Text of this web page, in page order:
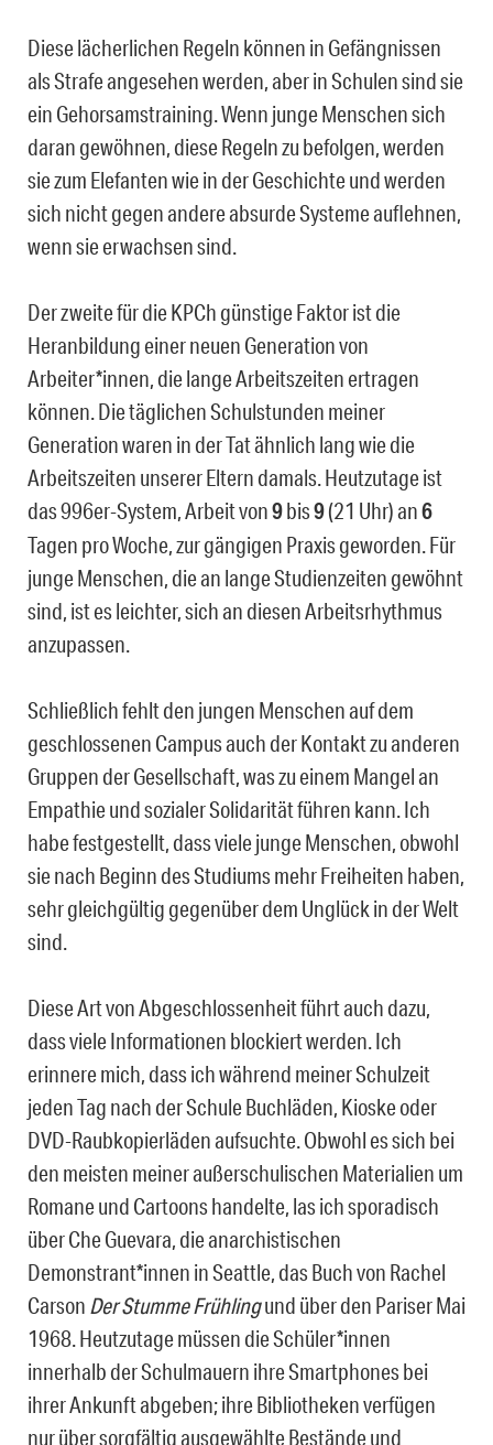
Diese lächerlichen Regeln können in Gefängnissen
als Strafe angesehen werden, aber in Schulen sind sie
ein Gehorsamstraining. Wenn junge Menschen sich
daran gewöhnen, diese Regeln zu befolgen, werden
sie zum Elefanten wie in der Geschichte und werden
sich nicht gegen andere absurde Systeme auflehnen,
wenn sie erwachsen sind.
Der zweite für die KPCh günstige Faktor ist die
Heranbildung einer neuen Generation von
Arbeiter*innen, die lange Arbeitszeiten ertragen
können. Die täglichen Schulstunden meiner
Generation waren in der Tat ähnlich lang wie die
Arbeitszeiten unserer Eltern damals. Heutzutage ist
das 996er-System, Arbeit von9bis9(21 Uhr) an6
Tagen pro Woche, zur gängigen Praxis geworden. Für
junge Menschen, die an lange Studienzeiten gewöhnt
sind, ist es leichter, sich an diesen Arbeitsrhythmus
anzupassen.
Schließlich fehlt den jungen Menschen auf dem
geschlossenen Campus auch der Kontakt zu anderen
Gruppen der Gesellschaft, was zu einem Mangel an
Empathie und sozialer Solidarität führen kann. Ich
habe festgestellt, dass viele junge Menschen, obwohl
sie nach Beginn des Studiums mehr Freiheiten haben,
sehr gleichgültig gegenüber dem Unglück in der Welt
sind.
Diese Art von Abgeschlossenheit führt auch dazu,
dass viele Informationen blockiert werden. Ich
erinnere mich, dass ich während meiner Schulzeit
jeden Tag nach der Schule Buchläden, Kioske oder
DVD-Raubkopierläden aufsuchte. Obwohl es sich bei
den meisten meiner außerschulischen Materialien um
Romane und Cartoons handelte, las ich sporadisch
über Che Guevara, die anarchistischen
Demonstrant*innen in Seattle, das Buch von Rachel
Carson Der Stumme Frühlingund über den Pariser Mai
1968. Heutzutage müssen die Schüler*innen
innerhalb der Schulmauern ihre Smartphones bei
ihrer Ankunft abgeben; ihre Bibliotheken verfügen
nur über sorgfältig ausgewählte Bestände und